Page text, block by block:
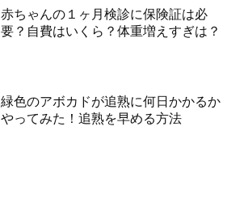
赤ちゃんの１ヶ月検診に保険証は必
要？自費はいくら？体重増えすぎは？
緑色のアボカドが追熟に何日かかるか
やってみた！追熟を早める方法